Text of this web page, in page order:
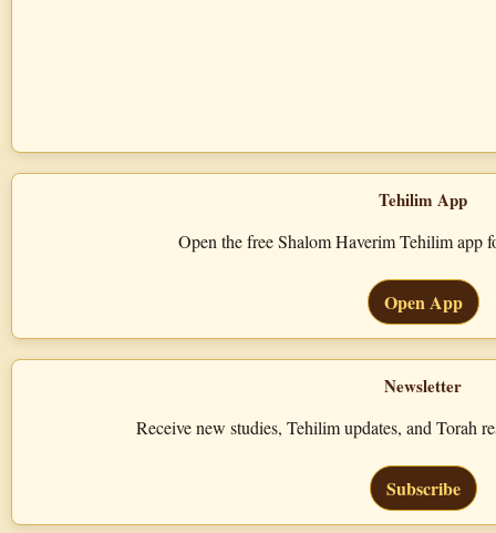
Tehilim App
Open the free Shalom Haverim Tehilim app
Open App
Newsletter
Receive new studies, Tehilim updates, and Torah
Subscribe